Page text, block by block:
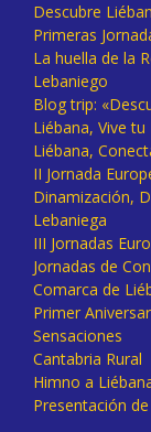
Descubre
Primeras
La huella de la
Lebaniego
Blog trip:
Liébana, Vive tu
Liébana,
II Jornada
Dinamización,
Lebaniega
III Jornadas
Jornadas de
Comarca de
Primer
Sensaciones
Cantabria Rural
Himno a
Presentación